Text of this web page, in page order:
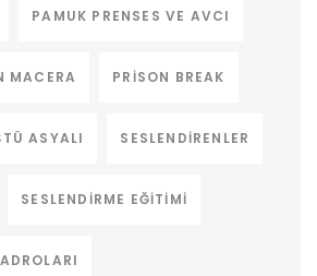
PAMUK PRENSES VE AVCI
MACERA PRISON BREAK
ASYALI SESLENDIRENLER
SESLENDIRME EĞITIMI